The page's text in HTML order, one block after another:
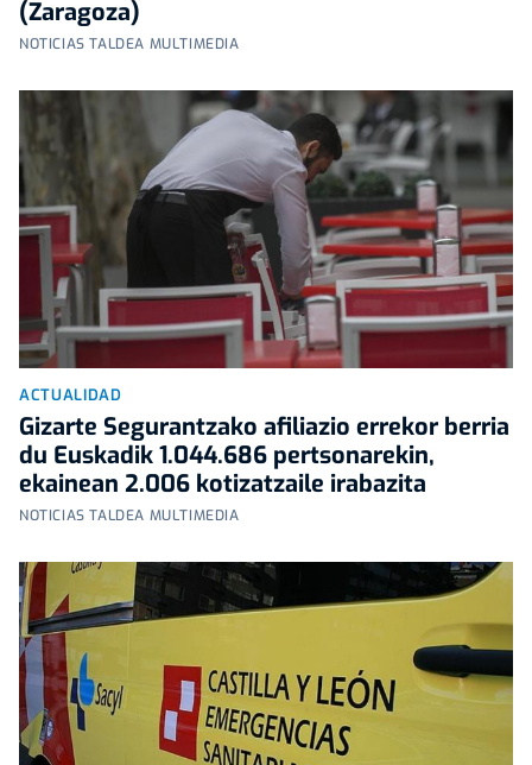
(Zaragoza)
NOTICIAS TALDEA MULTIMEDIA
ACTUALIDAD
Gizarte Segurantzako afiliazio errekor berria
du Euskadik 1.044.686 pertsonarekin,
ekainean 2.006 kotizatzaile irabazita
NOTICIAS TALDEA MULTIMEDIA